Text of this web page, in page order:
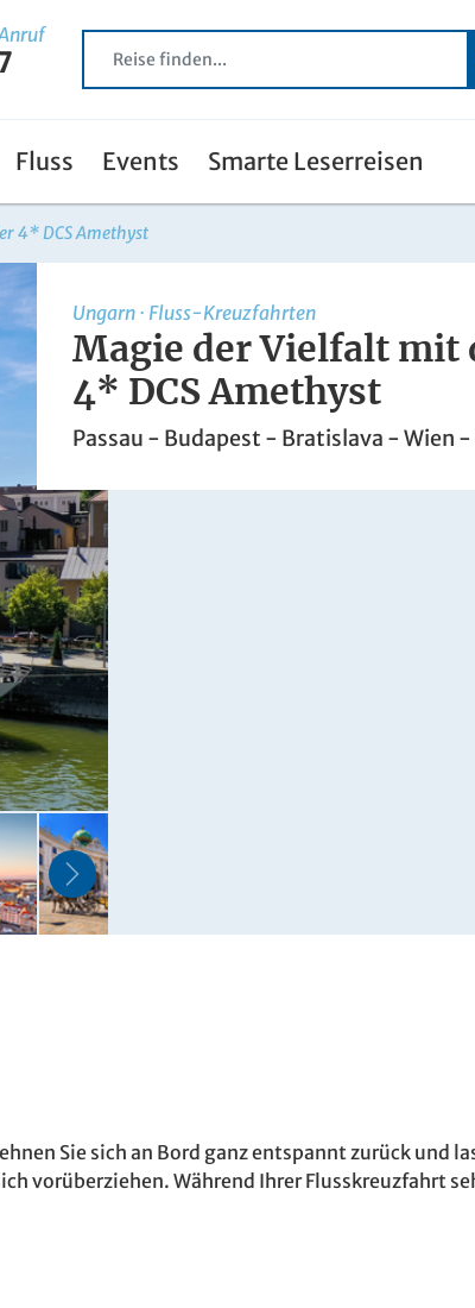
Fluss Events Smarte Leserreisen
4* DCS Amethyst
Ungarn · Fluss-Kreuzfahrten
Magie der Vielfalt mit
4* DCS Amethyst
Passau - Budapest - Bratislava - Wien -
Sie sich an Bord ganz entspannt zurück und
vorüberziehen. Während Ihrer Flusskreuzfahrt